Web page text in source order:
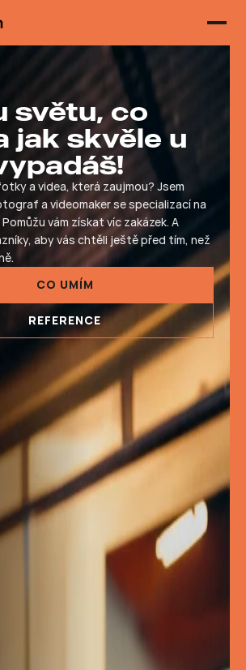
světu, co
jak skvěle u
a videa, která zaujmou? Jsem
a videomaker se specializací na
vám získat víc zakázek. A
aby vás chtěli ještě před tím, než
CO UMÍM
REFERENCE